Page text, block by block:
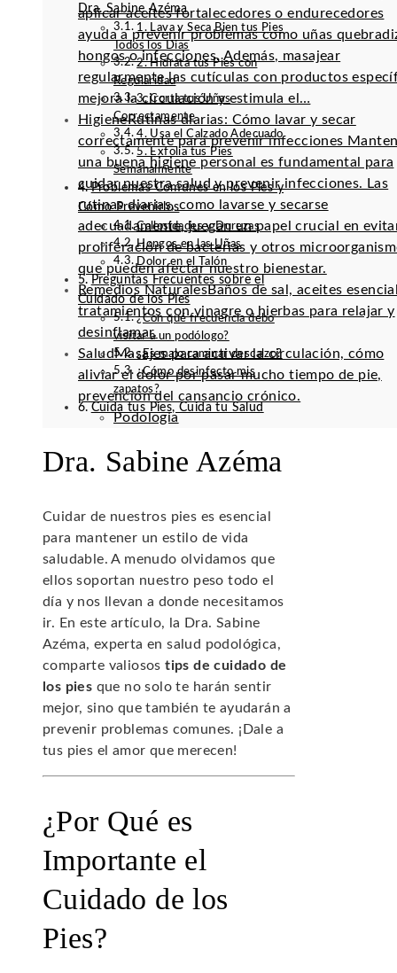
aplicar aceites fortalecedores o endurecedores
ayuda a prevenir problemas como uñas
hongos o infecciones. Además, masajear
regularmente las cutículas con productos
mejora la circulación y estimula el…
HigieneRutinas diarias: Cómo lavar y secar
correctamente para prevenir infecciones
una buena higiene personal es fundamental para
cuidar nuestra salud y prevenir infecciones. Las
rutinas diarias, como lavarse y secarse
adecuadamente, juegan un papel crucial en
proliferación de bacterias y otros
que pueden afectar nuestro bienestar.
Remedios NaturalesBaños de sal, aceites
tratamientos con vinagre o hierbas para relajar y
desinflamar.
SaludMasajes para activar la circulación, cómo
aliviar el dolor por pasar mucho tiempo de pie,
prevención del cansancio crónico.
Podología
Dra. Sabine Azéma
1. Lava y Seca Bien tus Pies
Todos los Días
2. Hidrata tus Pies con
Regularidad
3. Corta tus Uñas
Correctamente
4. Usa el Calzado Adecuado
5. Exfolia tus Pies
Semanalmente
Problemas Comunes en los Pies y
Cómo Prevenirlos
Callosidades y Durezas
Hongos en las Uñas
Dolor en el Talón
Preguntas Frecuentes sobre el
Cuidado de los Pies
¿Con qué frecuencia debo
visitar a un podólogo?
¿Es malo caminar descalzo?
¿Cómo desinfecto mis
zapatos?
Cuida tus Pies, Cuida tu Salud
Dra. Sabine Azéma
Cuidar de nuestros pies es esencial
para mantener un estilo de vida
saludable. A menudo olvidamos que
ellos soportan nuestro peso todo el
día y nos llevan a donde necesitamos
ir. En este artículo, la Dra. Sabine
Azéma, experta en salud podológica,
comparte valiosostips de cuidado de
los pies que no solo te harán sentir
mejor, sino que también te ayudarán a
prevenir problemas comunes. ¡Dale a
tus pies el amor que merecen!
¿Por Qué es
Importante el
Cuidado de los
Pies?